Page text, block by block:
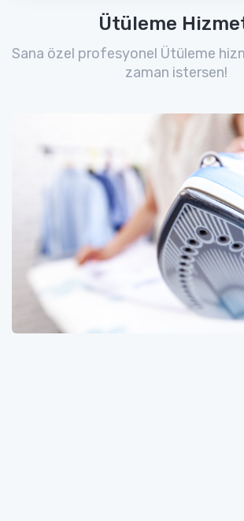
Ütüleme
Sana özel profesyonel Ütüleme
zaman istersen!